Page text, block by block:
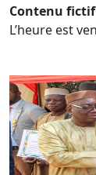
Contenu fictif
L’heure est